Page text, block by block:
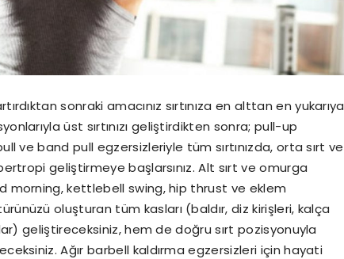
sonraki amacınız sırtınıza en alttan en yukarıya
üst sırtınızı geliştirdikten sonra; pull-up
ve band pull egzersizleriyle tüm sırtınızda, orta sırt ve
geliştirmeye başlarsınız. Alt sırt ve omurga
morning, kettlebell swing, hip thrust ve eklem
oluşturan tüm kasları (baldır, diz kirişleri, kalça
geliştireceksiniz, hem de doğru sırt pozisyonuyla
Ağır barbell kaldırma egzersizleri için hayati